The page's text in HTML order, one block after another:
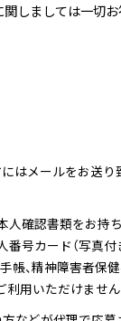
しましては一切
はメールをお送り
確認書類をお持
番号カード（写真
帳、精神障害者保
利用いただけません